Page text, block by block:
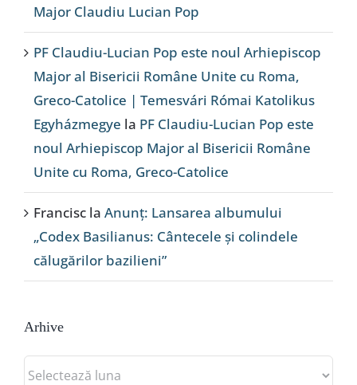
Major Claudiu Lucian Pop
PF Claudiu-Lucian Pop este noul Arhiepiscop
Major al Bisericii Române Unite cu Roma,
Greco-Catolice | Temesvári Római Katolikus
Egyházmegye la PF Claudiu-Lucian Pop este
noul Arhiepiscop Major al Bisericii Române
Unite cu Roma, Greco-Catolice
Francisc la Anunț: Lansarea albumului
„Codex Basilianus: Cântecele și colindele
călugărilor bazilieni”
Arhive
Arhive